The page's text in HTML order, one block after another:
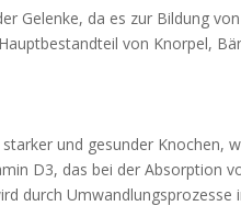
Gelenke, da es zur Bildung
von Knorpel,
und gesunder Knochen,
D3, das bei der Absorption
durch